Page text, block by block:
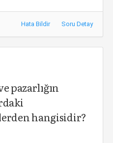
Hata Bildir Soru Detay
pazarlığın
hangisidir?